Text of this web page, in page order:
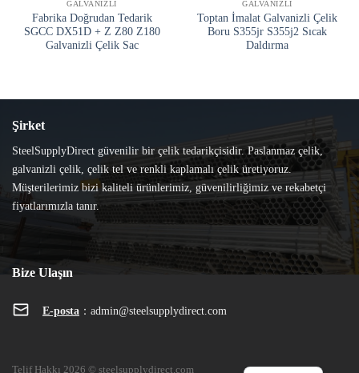
GALVANIZLI
Fabrika Doğrudan Tedarik
SGCC DX51D + Z Z80 Z180
Galvanizli Çelik Sac
GALVANIZLI
Toptan İmalat Galvanizli Çelik
Boru S355jr S355j2 Sıcak
Daldırma
Şirket
SteelSupplyDirect güvenilir bir çelik tedarikçisidir. Paslanmaz çelik,
galvanizli çelik, çelik tel ve renkli kaplamalı çelik üretiyoruz.
Müşterilerimiz bizi kaliteli ürünlerimiz, güvenilirliğimiz ve rekabetçi
fiyatlarımızla tanır.
Bize Ulaşın
E-posta ： admin@steelsupplydirect.com
Telif Hakkı 2026 © steelsupplydirect.com